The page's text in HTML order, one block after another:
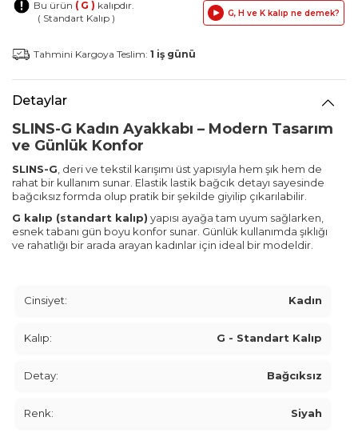
Bu ürün ( G ) kalıpdır.
( Standart Kalıp )
G, H ve K kalıp ne demek?
Tahmini Kargoya Teslim: 1 iş günü
Detaylar
SLINS-G Kadın Ayakkabı – Modern Tasarım
ve Günlük Konfor
SLINS-G, deri ve tekstil karışımı üst yapısıyla hem şık hem de
rahat bir kullanım sunar. Elastik lastik bağcık detayı sayesinde
bağcıksız formda olup pratik bir şekilde giyilip çıkarılabilir.
G kalıp (standart kalıp) yapısı ayağa tam uyum sağlarken,
esnek tabanı gün boyu konfor sunar. Günlük kullanımda şıklığı
ve rahatlığı bir arada arayan kadınlar için ideal bir modeldir.
Cinsiyet: Kadın
Kalıp: G - Standart Kalıp
Detay: Bağcıksız
Renk: Siyah